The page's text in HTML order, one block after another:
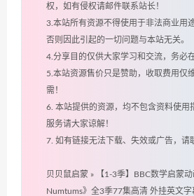
权，如有侵权请邮件联系站长！
3.本站所有资源不得使用于非法商业用
否则因此引起的一切问题与本站无关。
4.分享目的仅供大家学习和交流，务必
5.本站资源售价只是赞助，收取费用仅
需！
6. 本站提供的资源，均不包含资料使用
服务请大家谅解！
7. 如有链接无法下载、失效或广告，请
贝贝鼠启蒙 »
【1-3季】BBC数学启蒙
Numtums》全3季77集高清 外挂英文字